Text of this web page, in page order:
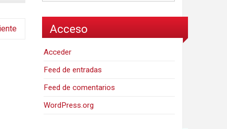
Acceso
Acceder
Feed de entradas
Feed de comentarios
WordPress.org